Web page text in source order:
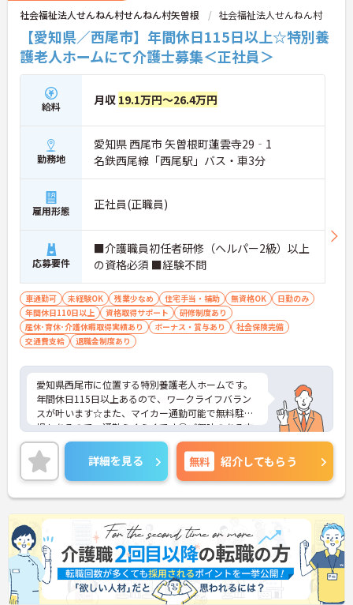
社会福祉法人せんねん村せんねん村矢曽根 社会福祉法人せんねん村
【愛知県／西尾市】年間休日115日以上☆特別養
護老人ホームにて介護士募集＜正社員＞
給料 月収 19.1万円～26.4万円
勤務地
愛知県 西尾市 矢曽根町蓮雲寺29‐1
名鉄西尾線「西尾駅」バス・車3分
雇用形態 正社員(正職員)
応募要件
■介護職員初任者研修（ヘルパー2級）以上
の資格必須 ■経験不問
車通勤可 未経験OK 残業少なめ 住宅手当・補助 無資格OK
日勤のみ
年間休日110日以上
資格取得サポート
研修制度あり
産休･育休･介護休暇取得実績あり
ボーナス・賞与あり
社会保険完備
交通費支給
退職金制度あり
愛知県西尾市に位置する特別養護老人ホームです。
年間休日115日以上あるので、ワークライフバラン
スが叶います☆また、マイカー通勤可能で無料駐車
場もあるので、通勤らくらくです◎ご興味のある方
には、面接対策ポイントなど、さらに詳細をお話し
いたしますのでお気軽にご相談ください！
詳細を見る 無料 紹介してもらう